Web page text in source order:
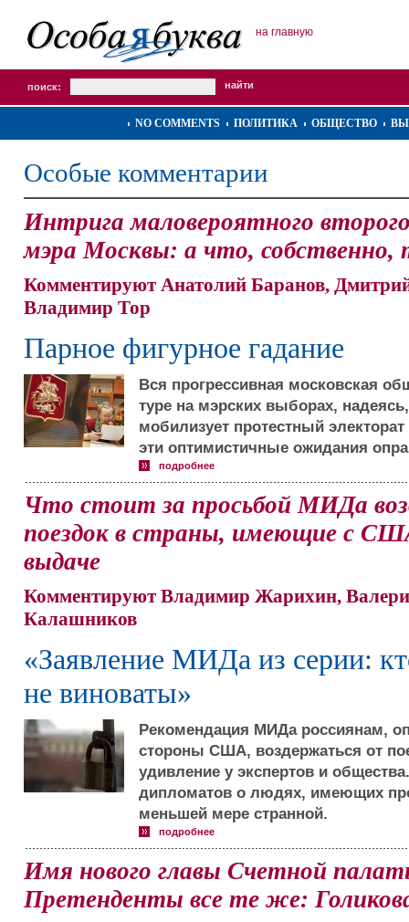
на главную
поиск:
NO COMMENTS ПОЛИТИКА ОБЩЕСТВО
Особые комментарии
Интрига маловероятного
мэра Москвы: а что, собственно,
Комментируют Анатолий Баранов,
Владимир Тор
Парное фигурное гадание
Вся прогрессивная московская
туре на мэрских выборах,
мобилизует протестный
эти оптимистичные ожидания
подробнее
Что стоит за просьбой МИДа
поездок в страны, имеющие с
выдаче
Комментируют Владимир Жарихин,
Калашников
«Заявление МИДа из серии:
не виноваты»
Рекомендация МИДа россиянам,
стороны США, воздержаться от
удивление у экспертов и
дипломатов о людях, имеющих
меньшей мере странной.
подробнее
Имя нового главы Счетной
Претенденты все те же: